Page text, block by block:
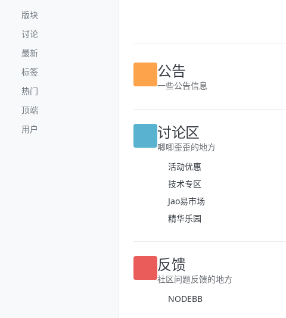
版块
讨论
最新
标签
热门
顶端
用户
公告
一些公告信息
讨论区
唧唧歪歪的地方
活动优惠
技术专区
Jao易市场
精华乐园
反馈
社区问题反馈的地方
NODEBB